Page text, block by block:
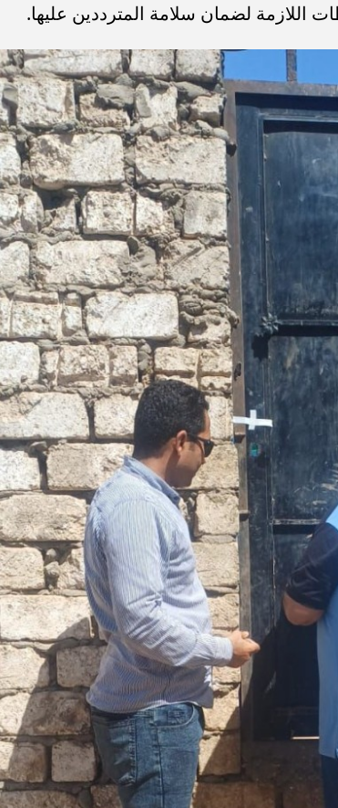
اللازمة لضمان سلامة المترددين عليها.